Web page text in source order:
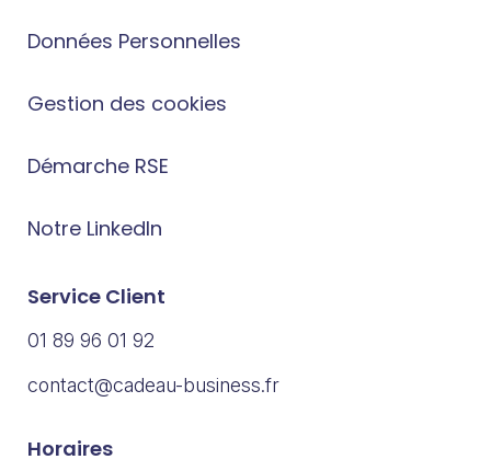
Données Personnelles
Gestion des cookies
Démarche RSE
Notre LinkedIn
Service Client
01 89 96 01 92
contact@cadeau-business.fr
Horaires